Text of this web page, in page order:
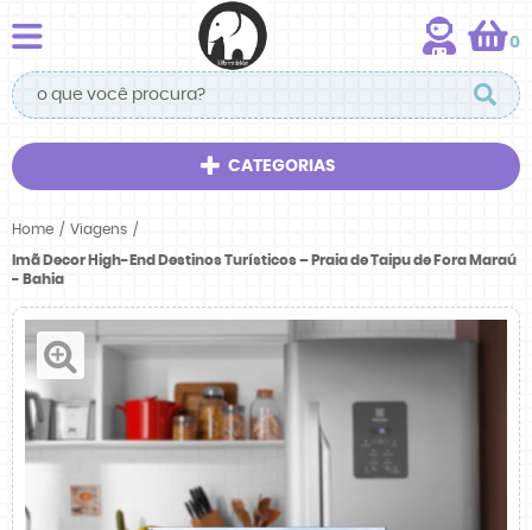
0
CATEGORIAS
Home Viagens
Imã Decor High-End Destinos Turísticos – Praia de Taipu de Fora Maraú
- Bahia